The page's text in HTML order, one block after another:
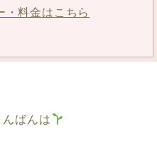
・料金はこちら
ばんは